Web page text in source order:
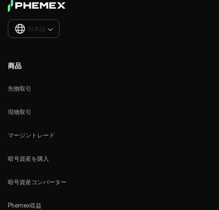
日本語 
商品
先物取引
現物取引
マージントレード
暗号資産を購入
暗号資産コンバーター
Phemex収益